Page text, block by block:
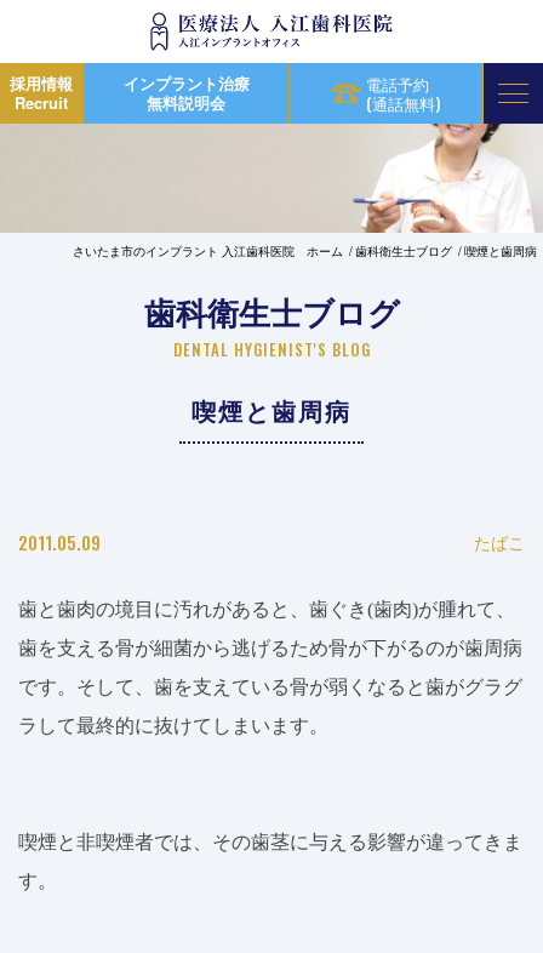
採用情報
Recruit
インプラント治療
無料説明会
電話予約
(通話無料)
さいたま市のインプラント 入江歯科医院 ホーム 歯科衛生士ブログ 喫煙と歯周病
歯科衛生士ブログ
DENTAL HYGIENIST'S BLOG
喫煙と歯周病
2011.05.09 たばこ
歯と歯肉の境目に汚れがあると、歯ぐき(歯肉)が腫れて、
歯を支える骨が細菌から逃げるため骨が下がるのが歯周病
です。そして、歯を支えている骨が弱くなると歯がグラグ
ラして最終的に抜けてしまいます。
喫煙と非喫煙者では、その歯茎に与える影響が違ってきま
す。